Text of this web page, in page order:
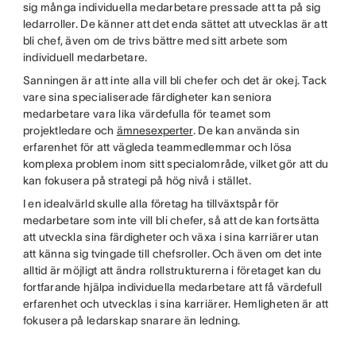
sig många individuella medarbetare pressade att ta på sig
ledarroller. De känner att det enda sättet att utvecklas är att
bli chef, även om de trivs bättre med sitt arbete som
individuell medarbetare.
Sanningen är att inte alla vill bli chefer och det är okej. Tack
vare sina specialiserade färdigheter kan seniora
medarbetare vara lika värdefulla för teamet som
projektledare och ämnesexperter. De kan använda sin
erfarenhet för att vägleda teammedlemmar och lösa
komplexa problem inom sitt specialområde, vilket gör att du
kan fokusera på strategi på hög nivå i stället.
I en idealvärld skulle alla företag ha tillväxtspår för
medarbetare som inte vill bli chefer, så att de kan fortsätta
att utveckla sina färdigheter och växa i sina karriärer utan
att känna sig tvingade till chefsroller. Och även om det inte
alltid är möjligt att ändra rollstrukturerna i företaget kan du
fortfarande hjälpa individuella medarbetare att få värdefull
erfarenhet och utvecklas i sina karriärer. Hemligheten är att
fokusera på ledarskap snarare än ledning.